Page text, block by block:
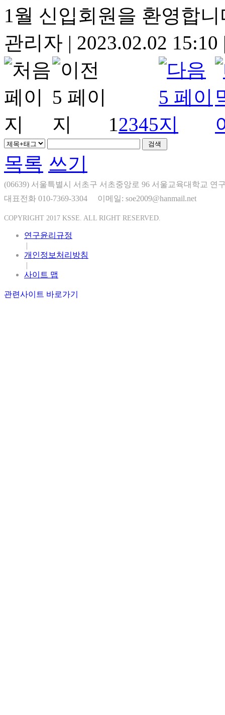
1월 신입회원을 환영합니
관리자 | 2023.02.02 15:10
12345
목록 쓰기
(06639) 서울특별시 서초구 서초중앙로 96 서울교육대학교 연
대표전화 010-7369-3304 이메일: soe2009@hanmail.net
COPYRIGHT 2017 KSSE. ALL RIGHT RESERVED.
연구윤리규정
|
개인정보처리방침
|
사이트 맵
관련사이트 바로가기